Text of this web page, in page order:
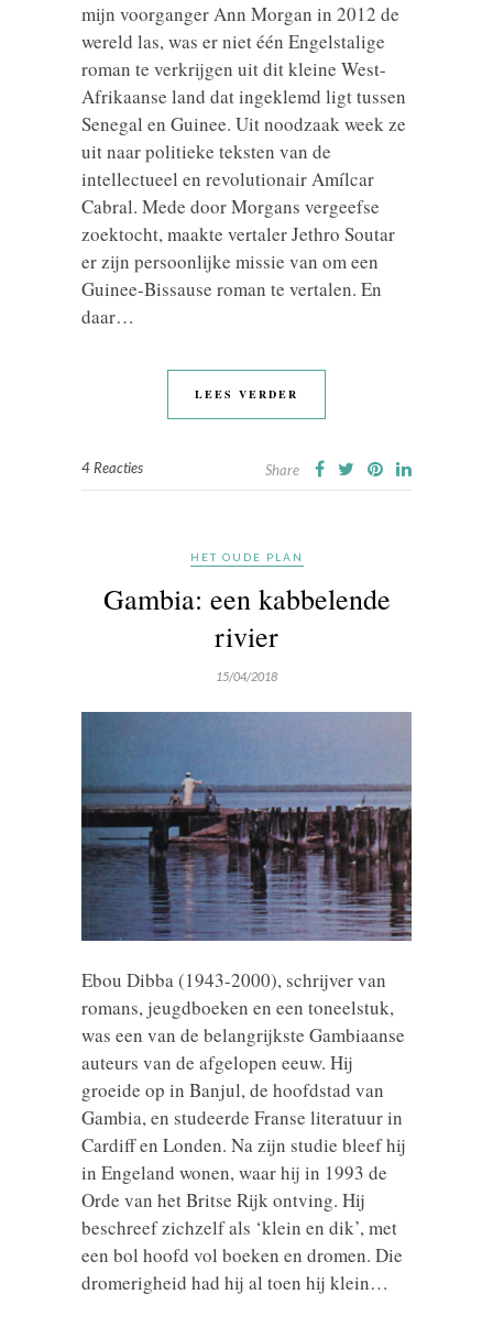
mijn voorganger Ann Morgan in 2012 de
wereld las, was er niet één Engelstalige
roman te verkrijgen uit dit kleine West-
Afrikaanse land dat ingeklemd ligt tussen
Senegal en Guinee. Uit noodzaak week ze
uit naar politieke teksten van de
intellectueel en revolutionair Amílcar
Cabral. Mede door Morgans vergeefse
zoektocht, maakte vertaler Jethro Soutar
er zijn persoonlijke missie van om een
Guinee-Bissause roman te vertalen. En
daar…
LEES VERDER
4 Reacties Share
HET OUDE PLAN
Gambia: een kabbelende
rivier
15/04/2018
Ebou Dibba (1943-2000), schrijver van
romans, jeugdboeken en een toneelstuk,
was een van de belangrijkste Gambiaanse
auteurs van de afgelopen eeuw. Hij
groeide op in Banjul, de hoofdstad van
Gambia, en studeerde Franse literatuur in
Cardiff en Londen. Na zijn studie bleef hij
in Engeland wonen, waar hij in 1993 de
Orde van het Britse Rijk ontving. Hij
beschreef zichzelf als ‘klein en dik’, met
een bol hoofd vol boeken en dromen. Die
dromerigheid had hij al toen hij klein…